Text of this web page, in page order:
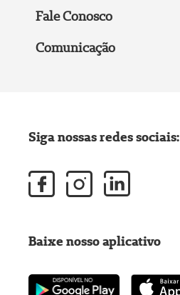
Fale Conosco
Comunicação
Siga nossas redes sociais:
Baixe nosso aplicativo